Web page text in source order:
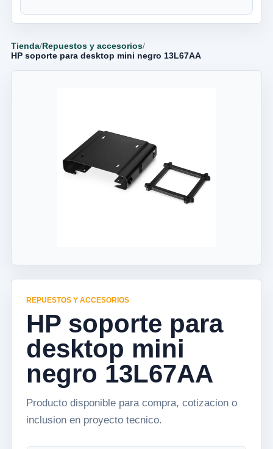
Tienda/Repuestos y accesorios/
HP soporte para desktop mini negro 13L67AA
REPUESTOS Y ACCESORIOS
HP soporte para
desktop mini
negro 13L67AA
Producto disponible para compra, cotizacion o
inclusion en proyecto tecnico.